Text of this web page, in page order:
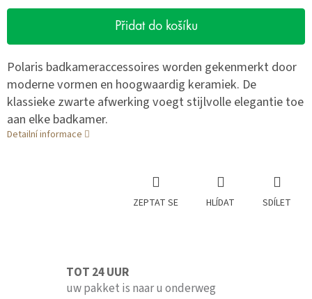
Přidat do košíku
Polaris badkameraccessoires worden gekenmerkt door
moderne vormen en hoogwaardig keramiek. De
klassieke zwarte afwerking voegt stijlvolle elegantie toe
aan elke badkamer.
Detailní informace
ZEPTAT SE HLÍDAT SDÍLET
TOT 24 UUR
uw pakket is naar u onderweg